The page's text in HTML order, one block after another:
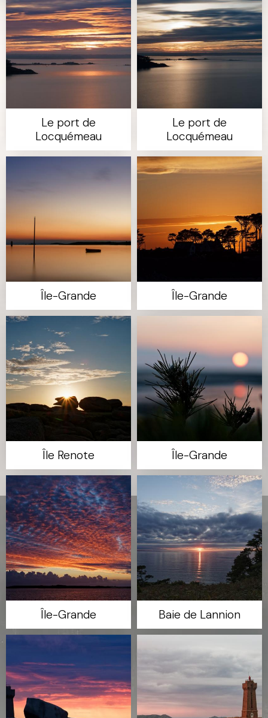
Le port de
Locquémeau
Le port de
Locquémeau
Île-Grande Île-Grande
Île Renote Île-Grande
Île-Grande Baie de Lannion